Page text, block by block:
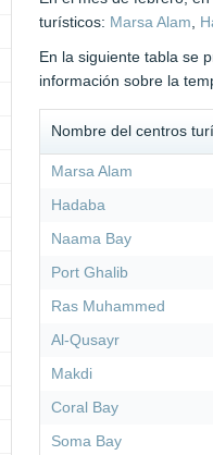
turísticos: Marsa Alam,
En la siguiente tabla se
información sobre la
Nombre del centros
Marsa Alam
Hadaba
Naama Bay
Port Ghalib
Ras Muhammed
Al-Qusayr
Makdi
Coral Bay
Soma Bay